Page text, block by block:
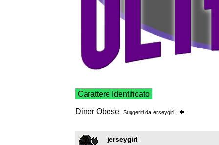
Carattere Identificato
Diner Obese Suggeriti da jerseygirl
jerseygirl